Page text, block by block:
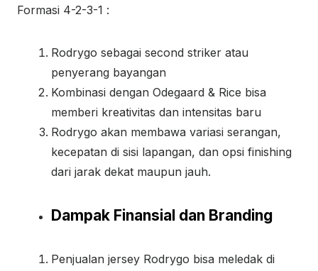
Formasi 4-2-3-1 :
Rodrygo sebagai second striker atau
penyerang bayangan
Kombinasi dengan Odegaard & Rice bisa
memberi kreativitas dan intensitas baru
Rodrygo akan membawa variasi serangan,
kecepatan di sisi lapangan, dan opsi finishing
dari jarak dekat maupun jauh.
Dampak Finansial dan Branding
Penjualan jersey Rodrygo bisa meledak di